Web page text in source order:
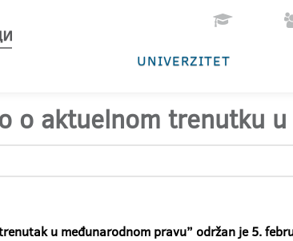
UNIVERZITET
o aktuelnom trenutku
u međunarodnom pravu” održan je 5.